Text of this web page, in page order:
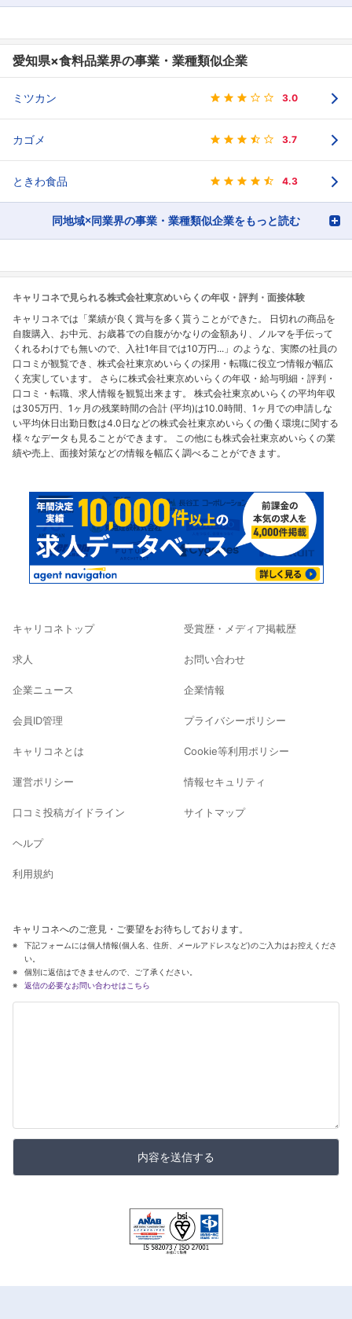
愛知県×食料品業界の事業・業種類似企業
ミツカン 3.0
カゴメ 3.7
ときわ食品 4.3
同地域×同業界の事業・業種類似企業をもっと読む
キャリコネで見られる株式会社東京めいらくの年収・評判・面接体験
キャリコネでは「業績が良く賞与を多く貰うことができた。 日切れの商品を
自腹購入、お中元、お歳暮での自腹がかなりの金額あり、ノルマを手伝って
くれるわけでも無いので、入社1年目では10万円...」のような、実際の社員の
口コミが観覧でき、株式会社東京めいらくの採用・転職に役立つ情報が幅広
く充実しています。 さらに株式会社東京めいらくの年収・給与明細・評判・
口コミ・転職、求人情報を観覧出来ます。 株式会社東京めいらくの平均年収
は305万円、1ヶ月の残業時間の合計 (平均)は10.0時間、1ヶ月での申請しな
い平均休日出勤日数は4.0日などの株式会社東京めいらくの働く環境に関する
様々なデータも見ることができます。 この他にも株式会社東京めいらくの業
績や売上、面接対策などの情報を幅広く調べることができます。
キャリコネトップ
求人
企業ニュース
会員ID管理
キャリコネとは
運営ポリシー
口コミ投稿ガイドライン
ヘルプ
利用規約
受賞歴・メディア掲載歴
お問い合わせ
企業情報
プライバシーポリシー
Cookie等利用ポリシー
情報セキュリティ
サイトマップ
キャリコネへのご意見・ご要望をお待ちしております。
下記フォームには個人情報(個人名、住所、メールアドレスなど)のご入力はお控えくださ
い。
個別に返信はできませんので、ご了承ください。
返信の必要なお問い合わせはこちら
内容を送信する